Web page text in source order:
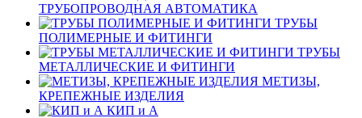
ТРУБОПРОВОДНАЯ АВТОМАТИКА
ТРУБЫ
ПОЛИМЕРНЫЕ И ФИТИНГИ
ТРУБЫ
МЕТАЛЛИЧЕСКИЕ И ФИТИНГИ
МЕТИЗЫ,
КРЕПЕЖНЫЕ ИЗДЕЛИЯ
КИП и А